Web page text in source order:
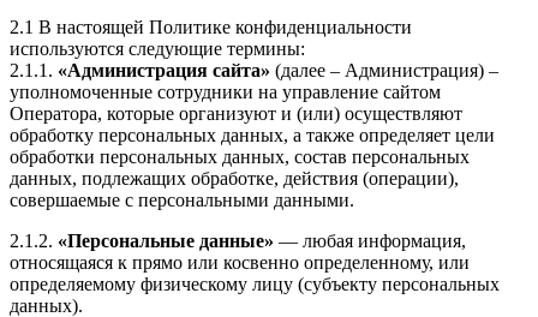
2.1 В настоящей Политике конфиденциальности
используются следующие термины:
2.1.1. «Администрация сайта» (далее – Администрация) –
уполномоченные сотрудники на управление сайтом
Оператора, которые организуют и (или) осуществляют
обработку персональных данных, а также определяет цели
обработки персональных данных, состав персональных
данных, подлежащих обработке, действия (операции),
совершаемые с персональными данными.
2.1.2. «Персональные данные» — любая информация,
относящаяся к прямо или косвенно определенному, или
определяемому физическому лицу (субъекту персональных
данных).